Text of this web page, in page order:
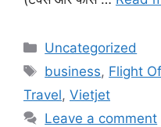
Categories
Uncategorized
Tags
business, Flight
Travel, Vietjet
Leave a comment